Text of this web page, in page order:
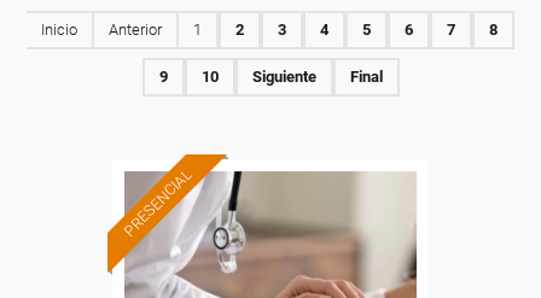
Inicio Anterior 1 2 3 4 5 6 7 8
9 10 Siguiente Final
PRESENCIAL
Formación 100%
subvencionada.